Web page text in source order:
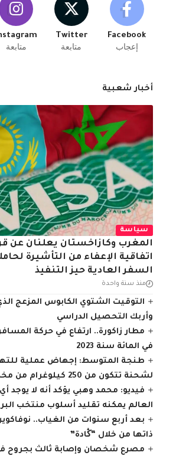
Facebook
إعجاب
Twitter
متابعة
متابعة
أخبار شعبية
سياسة
المغرب وكازاخستان يعلنان عن
اتفاقية الإعفاء من التأشيرة
السفر العادية حيز التنفيذ
منذ سنة واحدة
التوقيت الشتوي الكابوس المزعج
وأربك التحصيل الدراسي
في المائة سنة 2023
طنجة المتوسط: إجهاض عملية
لشحنة تتكون من 250 كيلوغرام من مخدر “الشيرا”
فيديو: محمد وهبي يؤكد أنه لا يوجد
العالم يمكنه تقليد أسلوب منتخب
بعد أربع سنوات من الغياب..
ذاتها من خلال “ڭادة”
مصرع شخصان وإصابة ثالث بجروح